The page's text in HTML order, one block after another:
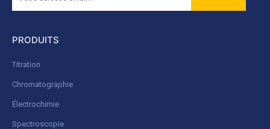
PRODUITS
Titration
Chromatographie
Électrochimie
Spectroscopie